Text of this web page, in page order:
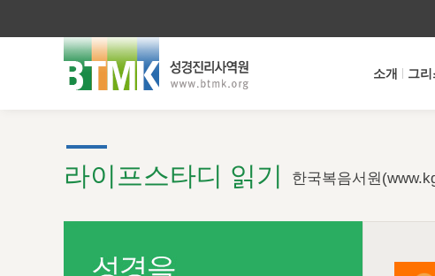
소개 그
라이프스타디 읽기 한국복음서원